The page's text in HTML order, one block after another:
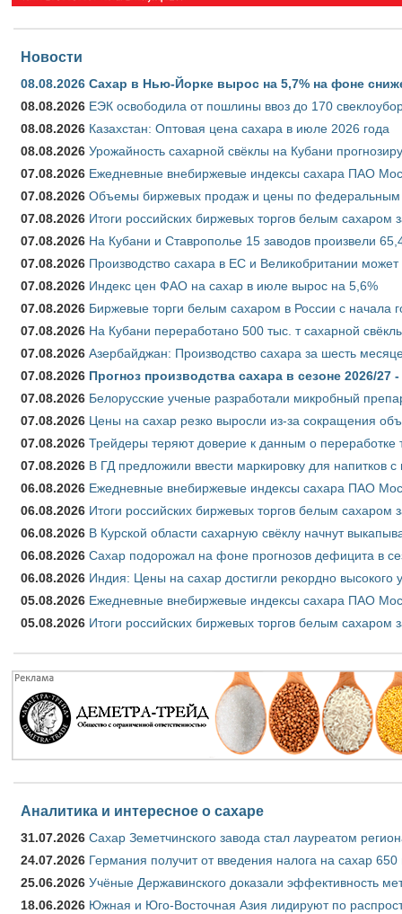
Новости
08.08.2026 Сахар в Нью-Йорке вырос на 5,7% на фоне
08.08.2026 ЕЭК освободила от пошлины ввоз до 170
08.08.2026 Казахстан: Оптовая цена сахара в июле 2026 года
08.08.2026 Урожайность сахарной свёклы на Кубани
07.08.2026 Ежедневные внебиржевые индексы сахара ПАО
07.08.2026 Объемы биржевых продаж и цены по федеральным
07.08.2026 Итоги российских биржевых торгов белым сахаром
07.08.2026 На Кубани и Ставрополье 15 заводов произвели
07.08.2026 Производство сахара в ЕС и Великобритании
07.08.2026 Индекс цен ФАО на сахар в июле вырос на 5,6%
07.08.2026 Биржевые торги белым сахаром в России с начала
07.08.2026 На Кубани переработано 500 тыс. т сахарной
07.08.2026 Азербайджан: Производство сахара за шесть
07.08.2026 Прогноз производства сахара в сезоне 2026/
07.08.2026 Белорусские ученые разработали микробный
07.08.2026 Цены на сахар резко выросли из-за сокращения
07.08.2026 Трейдеры теряют доверие к данным о переработке
07.08.2026 В ГД предложили ввести маркировку для напитков
06.08.2026 Ежедневные внебиржевые индексы сахара ПАО
06.08.2026 Итоги российских биржевых торгов белым сахаром
06.08.2026 В Курской области сахарную свёклу начнут
06.08.2026 Сахар подорожал на фоне прогнозов дефицита в
06.08.2026 Индия: Цены на сахар достигли рекордно высокого
05.08.2026 Ежедневные внебиржевые индексы сахара ПАО
05.08.2026 Итоги российских биржевых торгов белым сахаром
Аналитика и интересное о сахаре
31.07.2026 Сахар Земетчинского завода стал лауреатом
24.07.2026 Германия получит от введения налога на сахар
25.06.2026 Учёные Державинского доказали эффективность
18.06.2026 Южная и Юго-Восточная Азия лидируют по